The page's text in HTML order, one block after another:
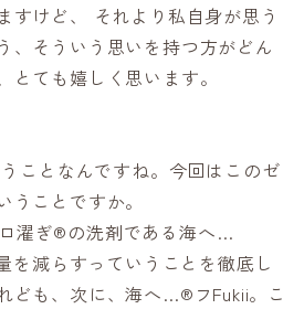
すけど、 それより私自身が思う
、そういう思いを持つ方がどん
ても嬉しく思います。
ことなんですね。今回はこのゼ
ことですか。
濯ぎ®の洗剤である海へ…
減らすっていうことを徹底し
ども、次に、海へ…®フFukii。こ